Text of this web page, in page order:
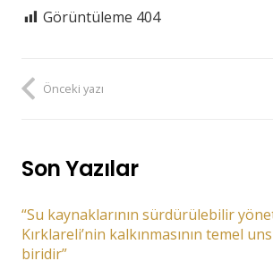
Görüntüleme 404
Önceki yazı
Son Yazılar
“Su kaynaklarının sürdürülebilir
Kırklareli’nin kalkınmasının temel
biridir”